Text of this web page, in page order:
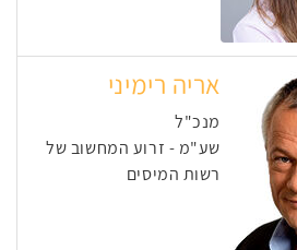
אריה רימיני
מנכ"ל
שע"מ - זרוע המחשוב של
רשות המיסים